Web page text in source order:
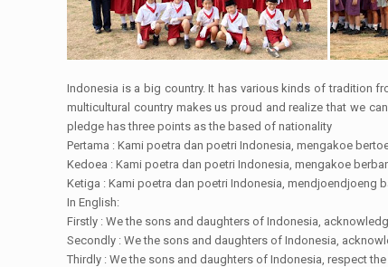
Indonesia is a big country. It has various kinds of tradition
multicultural country makes us proud and realize that we
pledge has three points as the based of nationality
Pertama : Kami poetra dan poetri Indonesia, mengakoe
Kedoea : Kami poetra dan poetri Indonesia, mengakoe
Ketiga : Kami poetra dan poetri Indonesia, mendjoendjoeng
In English:
Firstly : We the sons and daughters of Indonesia,
Secondly : We the sons and daughters of Indonesia,
Thirdly : We the sons and daughters of Indonesia, respect